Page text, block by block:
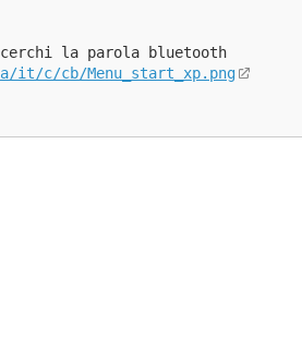
la parola bluetooth
it/c/cb/Menu_start_xp.png